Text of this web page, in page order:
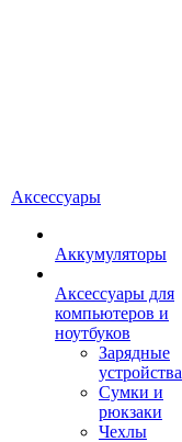
Аксессуары
Аккумуляторы
Аксессуары для
компьютеров и
ноутбуков
Зарядные
устройства
Сумки и
рюкзаки
Чехлы